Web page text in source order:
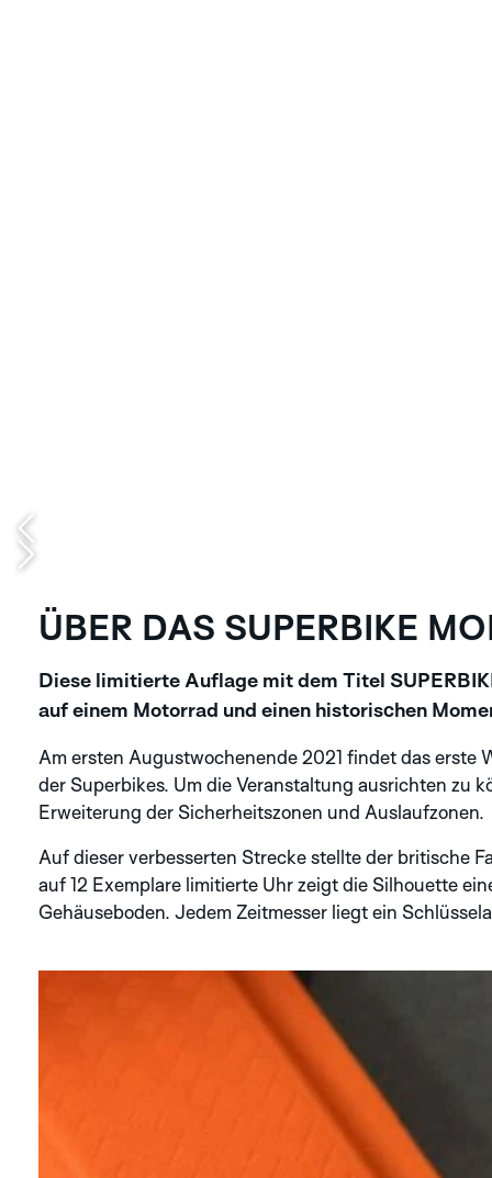
ÜBER DAS SUPERBIKE
Diese limitierte Auflage mit dem Titel
auf einem Motorrad und einen historischen
Am ersten Augustwochenende 2021 findet das
der Superbikes. Um die Veranstaltung ausrichten zu
Erweiterung der Sicherheitszonen und Auslaufzonen.
Auf dieser verbesserten Strecke stellte der britische
auf 12 Exemplare limitierte Uhr zeigt die Silhouette
Gehäuseboden. Jedem Zeitmesser liegt ein